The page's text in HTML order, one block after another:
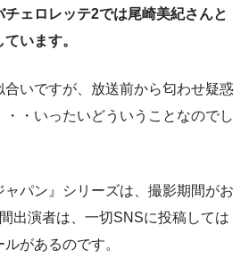
チェロレッテ2では尾崎美紀さんと
います。
いですが、放送前から匂わせ疑惑
・いったいどういうことなのでし
ャパン』シリーズは、撮影期間がお
出演者は、一切SNSに投稿しては
があるのです。